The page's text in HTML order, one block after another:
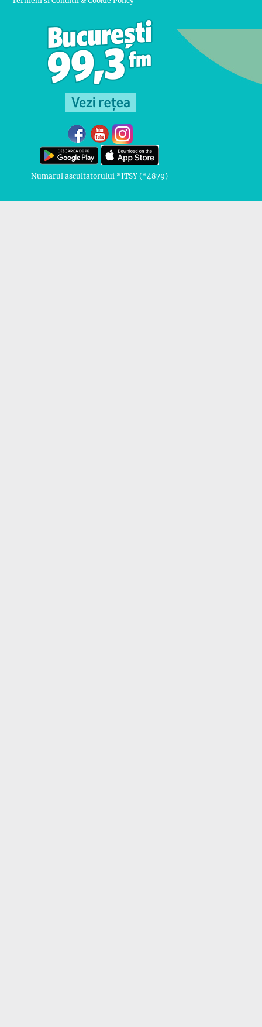
Numarul ascultatorului *ITSY (*4879)